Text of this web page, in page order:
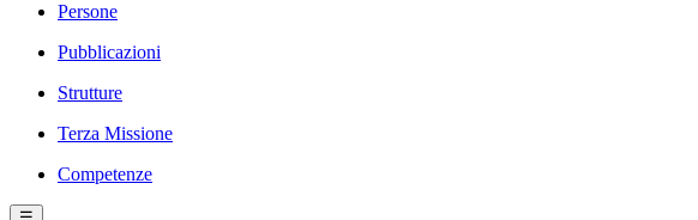
Persone
Pubblicazioni
Strutture
Terza Missione
Competenze